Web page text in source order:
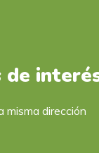
de
misma dirección